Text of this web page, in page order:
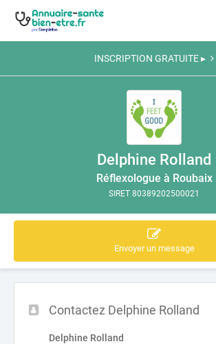
INSCRIPTION GRATUITE ▸
Delphine Rolland
Réflexologue à Roubaix
SIRET 80389202500021
Envoyer un message
Contactez Delphine Rolland
Delphine Rolland